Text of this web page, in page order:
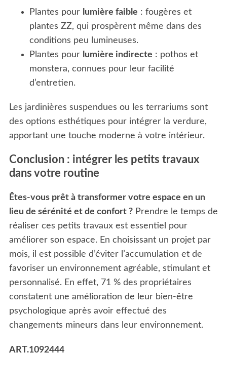
Plantes pour lumière faible : fougères et
plantes ZZ, qui prospèrent même dans des
conditions peu lumineuses.
Plantes pour lumière indirecte : pothos et
monstera, connues pour leur facilité
d’entretien.
Les jardinières suspendues ou les terrariums sont
des options esthétiques pour intégrer la verdure,
apportant une touche moderne à votre intérieur.
Conclusion : intégrer les petits travaux
dans votre routine
Êtes-vous prêt à transformer votre espace en un
lieu de sérénité et de confort ?Prendre le temps de
réaliser ces petits travaux est essentiel pour
améliorer son espace. En choisissant un projet par
mois, il est possible d’éviter l’accumulation et de
favoriser un environnement agréable, stimulant et
personnalisé. En effet, 71 % des propriétaires
constatent une amélioration de leur bien-être
psychologique après avoir effectué des
changements mineurs dans leur environnement.
ART.1092444